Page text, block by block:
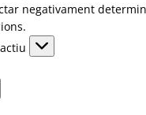
negativament